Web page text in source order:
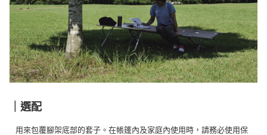
｜選配
用來包覆腳架底部的套子。在帳篷內及家庭內使用時，請務必使用保